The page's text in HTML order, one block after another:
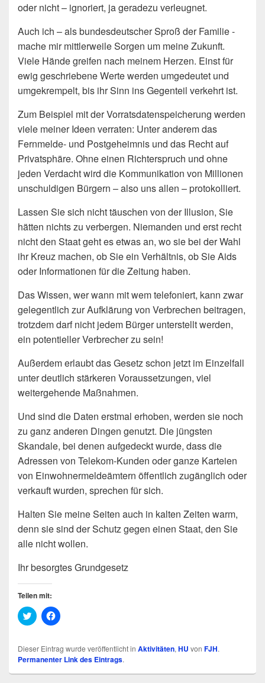
oder nicht – ignoriert, ja geradezu verleugnet.
Auch ich – als bundesdeutscher Sproß der Familie -
mache mir mittlerweile Sorgen um meine Zukunft.
Viele Hände greifen nach meinem Herzen. Einst für
ewig geschriebene Werte werden umgedeutet und
umgekrempelt, bis ihr Sinn ins Gegenteil verkehrt ist.
Zum Beispiel mit der Vorratsdatenspeicherung werden
viele meiner Ideen verraten: Unter anderem das
Fernmelde- und Postgeheimnis und das Recht auf
Privatsphäre. Ohne einen Richterspruch und ohne
jeden Verdacht wird die Kommunikation von Millionen
unschuldigen Bürgern – also uns allen – protokolliert.
Lassen Sie sich nicht täuschen von der Illusion, Sie
hätten nichts zu verbergen. Niemanden und erst recht
nicht den Staat geht es etwas an, wo sie bei der Wahl
ihr Kreuz machen, ob Sie ein Verhältnis, ob Sie Aids
oder Informationen für die Zeitung haben.
Das Wissen, wer wann mit wem telefoniert, kann zwar
gelegentlich zur Aufklärung von Verbrechen beitragen,
trotzdem darf nicht jedem Bürger unterstellt werden,
ein potentieller Verbrecher zu sein!
Außerdem erlaubt das Gesetz schon jetzt im Einzelfall
unter deutlich stärkeren Voraussetzungen, viel
weitergehende Maßnahmen.
Und sind die Daten erstmal erhoben, werden sie noch
zu ganz anderen Dingen genutzt. Die jüngsten
Skandale, bei denen aufgedeckt wurde, dass die
Adressen von Telekom-Kunden oder ganze Karteien
von Einwohnermeldeämtern öffentlich zugänglich oder
verkauft wurden, sprechen für sich.
Halten Sie meine Seiten auch in kalten Zeiten warm,
denn sie sind der Schutz gegen einen Staat, den Sie
alle nicht wollen.
Ihr besorgtes Grundgesetz
Teilen mit:
K
l
k
,
u
ü
K
l
k
,
u
a
Dieser Eintrag wurde veröffentlicht in Aktivitäten, HU von FJH.
Permanenter Link des Eintrags.